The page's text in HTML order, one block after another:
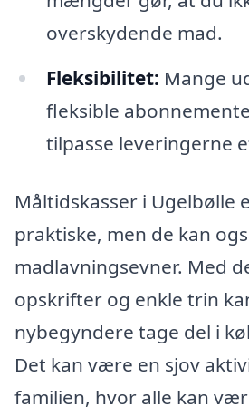
overskydende mad.
Fleksibilitet: Mange
fleksible
tilpasse leveringerne
Måltidskasser i Ugelbølle
praktiske, men de kan
madlavningsevner. Med
opskrifter og enkle trin
nybegyndere tage del i
Det kan være en sjov
familien, hvor alle kan